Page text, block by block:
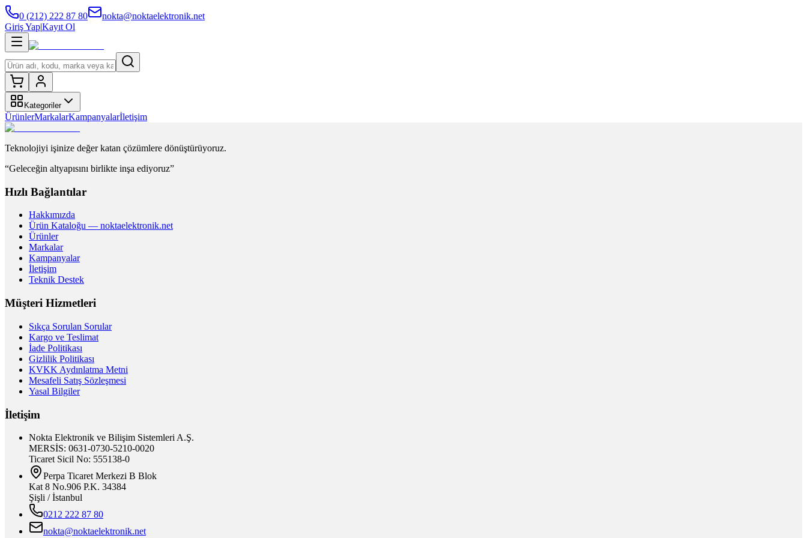
0 (212) 222 87 80
nokta@noktaelektronik.net
Giriş Yap|Kayıt Ol
Kategoriler
ÜrünlerMarkalarKampanyalarİletişim
Teknolojiyi işinize değer katan çözümlere dönüştürüyoruz.
“Geleceğin altyapısını birlikte inşa ediyoruz”
Hızlı Bağlantılar
Hakkımızda
Ürün Kataloğu — noktaelektronik.net
Ürünler
Markalar
Kampanyalar
İletişim
Teknik Destek
Müşteri Hizmetleri
Sıkça Sorulan Sorular
Kargo ve Teslimat
İade Politikası
Gizlilik Politikası
KVKK Aydınlatma Metni
Mesafeli Satış Sözleşmesi
Yasal Bilgiler
İletişim
Nokta Elektronik ve Bilişim Sistemleri A.Ş.
MERSİS: 0631-0730-5210-0020
Ticaret Sicil No: 555138-0
Perpa Ticaret Merkezi B Blok
Kat 8 No.906 P.K. 34384
Şişli / İstanbul
0212 222 87 80
nokta@noktaelektronik.net